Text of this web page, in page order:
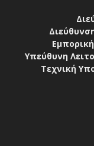
Υπεύθυνη
Τεχνική